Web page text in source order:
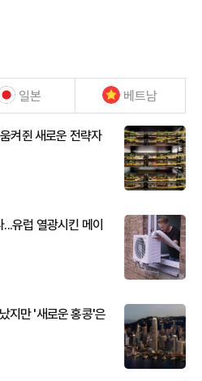
일본 베트남
켜쥔 새로운 전략자
유럽 열광시킨 메이
지만 '새로운 홍콩'은